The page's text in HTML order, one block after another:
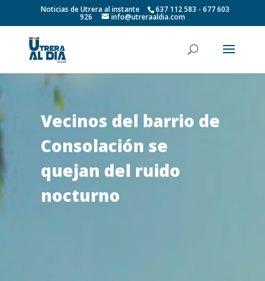
Noticias de Utrera al instante 637 112 583 - 677 603
926 info@utreraaldia.com
Vecinos del barrio de
Consolación se
quejan del ruido
nocturno